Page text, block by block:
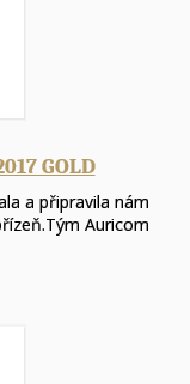
GOLD
a připravila nám
Auricom